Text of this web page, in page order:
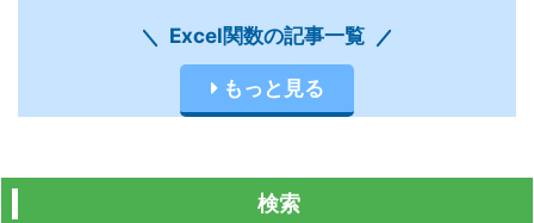
Excel関数の記事一覧
もっと見る
検索